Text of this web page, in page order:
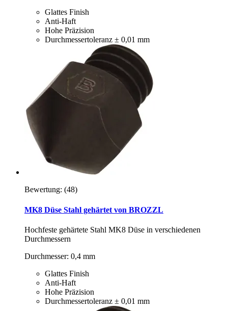
Glattes Finish
Anti-Haft
Hohe Präzision
Durchmessertoleranz ± 0,01 mm
Bewertung: (48)
MK8 Düse Stahl gehärtet von BROZZL
Hochfeste gehärtete Stahl MK8 Düse in verschiedenen
Durchmessern
Durchmesser: 0,4 mm
Glattes Finish
Anti-Haft
Hohe Präzision
Durchmessertoleranz ± 0,01 mm